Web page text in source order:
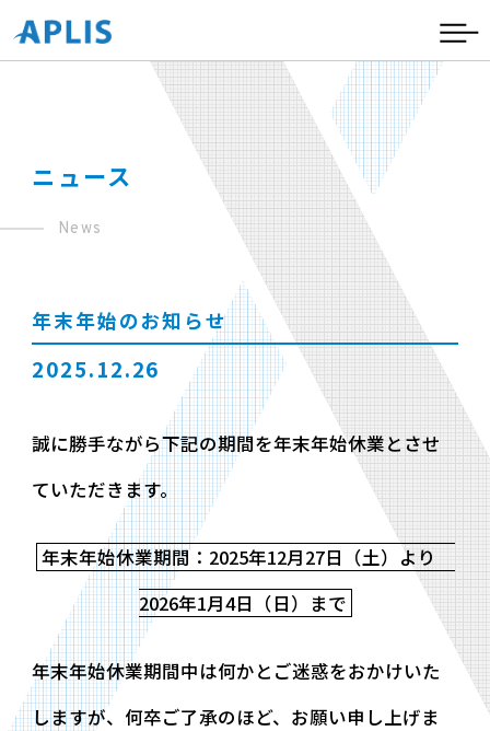
ニュース
News
年末年始のお知らせ
2025.12.26
誠に勝手ながら下記の期間を年末年始休業とさせ
ていただきます。
年末年始休業期間：2025年12月27日（土）より
2026年1月4日（日）まで
年末年始休業期間中は何かとご迷惑をおかけいた
しますが、何卒ご了承のほど、お願い申し上げま